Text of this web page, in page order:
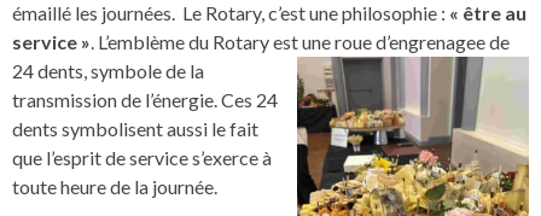
émaillé les journées. Le Rotary, c’est une philosophie : « être au
service ». L’emblème du Rotary est une roue d’engrenagee de
24 dents, symbole de la
transmission de l’énergie. Ces 24
dents symbolisent aussi le fait
que l’esprit de service s’exerce à
toute heure de la journée.